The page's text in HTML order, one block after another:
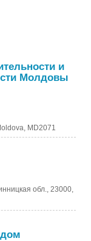
и
Молдовы
MD2071
обл., 23000,